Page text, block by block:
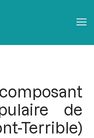
de
Terrible)